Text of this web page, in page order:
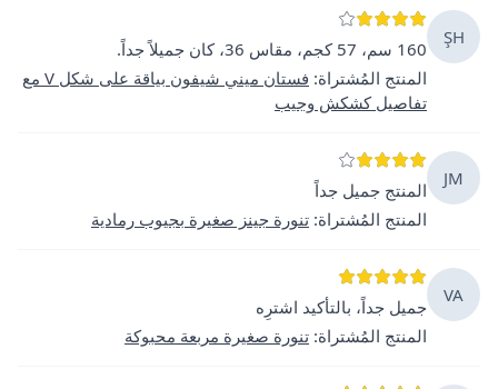
ŞH
160 سم، 57 كجم، مقاس 36، كان جميلاً جداً.
المنتج المُشتراة:
فستان ميني شيفون بياقة على شكل V مع
تفاصيل كشكش وجيب
JM
المنتج جميل جداً
المنتج المُشتراة: تنورة جينز صغيرة بجيوب رمادية
VA
جميل جداً، بالتأكيد اشترِه
المنتج المُشتراة: تنورة صغيرة مربعة محبوكة